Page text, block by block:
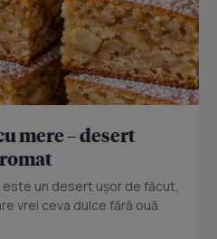
mere – desert
un desert ușor de făcut,
vrei ceva dulce fără ouă